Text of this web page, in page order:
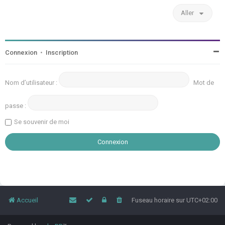
Aller
Connexion • Inscription
Nom d’utilisateur : Mot de
passe :
Se souvenir de moi
Accueil Fuseau horaire sur UTC+02:00